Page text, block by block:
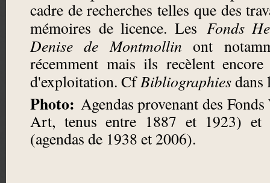
cadre de recherches telles que des
mémoires de licence. Les Fonds
Denise de Montmollin ont
récemment mais ils recèlent
d'exploitation. CfBibliographiesdans
Photo: Agendas provenant des
Art, tenus entre 1887 et 1923) et
(agendas de 1938 et 2006).